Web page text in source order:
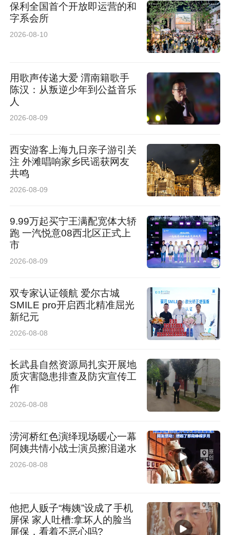
保利全国首个开放即运营的和
字系会所
2026-08-10
用歌声传递大爱 渭南籍歌手
陈汉：从叛逆少年到公益音乐
人
2026-08-09
西安游客上海九日亲子游引关
注 外滩唱响家乡民谣获网友
共鸣
2026-08-09
9.99万起买宁王满配宽体大轿
跑 一汽悦意08西北区正式上
市
2026-08-09
双专家认证领航 爱尔古城
SMILE pro开启西北精准屈光
新纪元
2026-08-08
长武县自然资源局扎实开展地
质灾害隐患排查及防灾宣传工
作
2026-08-08
涝河桥红色演绎现场暖心一幕
阿姨共情小战士演员擦泪递水
2026-08-08
他把人贩子“梅姨”设成了手机
屏保 家人吐槽:拿坏人的脸当
屏保，看着不恶心吗?